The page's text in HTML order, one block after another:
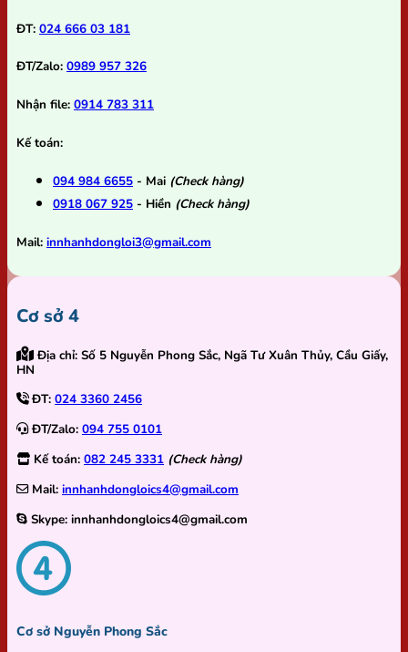
ĐT: 024 666 03 181
ĐT/Zalo: 0989 957 326
Nhận file: 0914 783 311
Kế toán:
094 984 6655 - Mai (Check hàng)
0918 067 925 - Hiền (Check hàng)
Mail: innhanhdongloi3@gmail.com
Cơ sở 4
Địa chỉ: Số 5 Nguyễn Phong Sắc, Ngã Tư Xuân Thủy, Cầu Giấy,
HN
ĐT: 024 3360 2456
ĐT/Zalo: 094 755 0101
Kế toán: 082 245 3331 (Check hàng)
Mail: innhanhdongloics4@gmail.com
Skype: innhanhdongloics4@gmail.com
Cơ sở Nguyễn Phong Sắc